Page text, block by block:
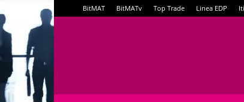
BitMAT BitMATv Top Trade Linea EDP